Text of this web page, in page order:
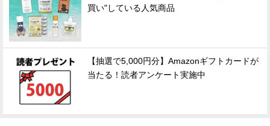
買い"している人気商品
【抽選で5,000円分】Amazonギフトカードが
当たる！読者アンケート実施中